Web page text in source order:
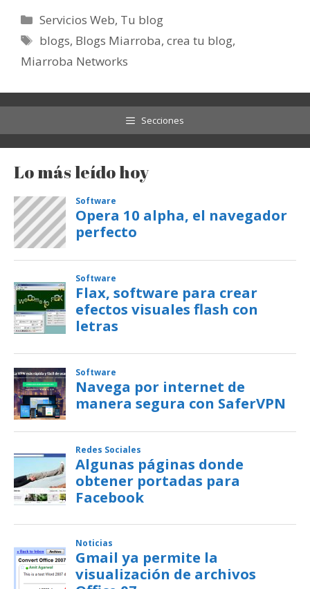
Categorías
Servicios Web, Tu blog
Etiquetas
blogs, Blogs Miarroba,crea tu blog,
Miarroba Networks
Secciones
Lo más leído hoy